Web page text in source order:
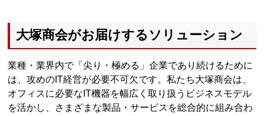
大塚商会がお届けするソリューション
業種・業界内で「尖り・極める」企業であり続けるために
は、攻めのIT経営が必要不可欠です。私たち大塚商会は、
オフィスに必要なIT機器を幅広く取り扱うビジネスモデル
を活かし、さまざまな製品・サービスを総合的に組み合わ